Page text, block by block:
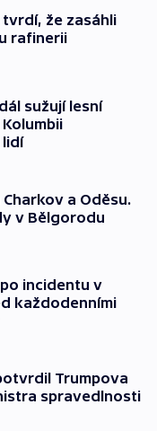
že zasáhli
rafinerii
sužují lesní
lidí
a Oděsu.
v Bělgorodu
incidentu v
každodenními
Trumpova
spravedlnosti